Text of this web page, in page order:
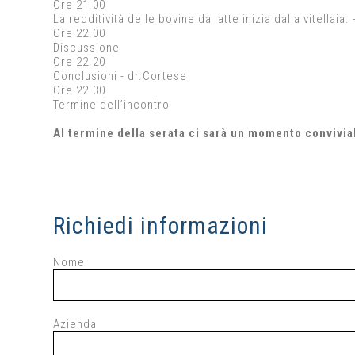
Ore 21.00
La redditività delle bovine da latte inizia dalla
Ore 22.00
Discussione
Ore 22.20
Conclusioni - dr.Cortese
Ore 22.30
Termine dell’incontro
Al termine della serata ci sarà un momento
Richiedi informazioni
Nome
Azienda